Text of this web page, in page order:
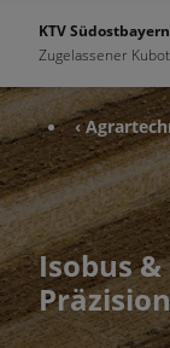
KTV Südostbayern
Zugelassener
‹
Isobus &